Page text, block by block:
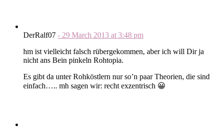
DerRalf07 - 29 March 2013 at 3:48 pm
hm ist vielleicht falsch rübergekommen, aber ich will Dir ja
nicht ans Bein pinkeln Rohtopia.
Es gibt da unter Rohköstlern nur so’n paar Theorien, die sind
einfach….. mh sagen wir: recht exzentrisch 😀